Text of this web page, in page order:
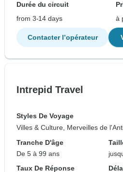
Durée du circuit
from 3-14 days
à
Contacter l’opérateur
Intrepid Travel
Styles De Voyage
Villes & Culture, Merveilles de
Tranche D'âge
De 5 à 99 ans
Taux De Réponse